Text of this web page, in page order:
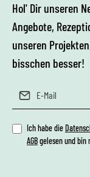
Hol' Dir unseren
Angebote,
unseren
bisschen besser!
E-Mail-Adresse*
Ich habe die
AGBgelesen und bin